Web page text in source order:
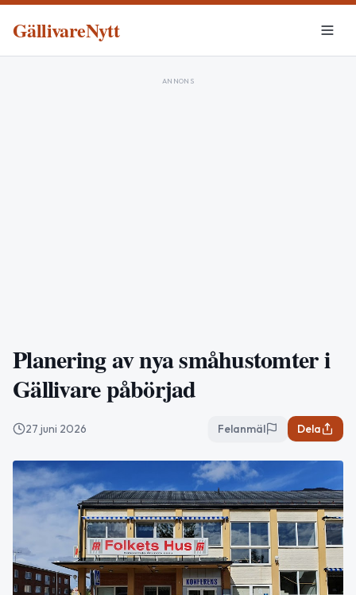
GällivareNytt
ANNONS
Planering av nya småhustomter i
Gällivare påbörjad
27 juni 2026 Felanmäl Dela